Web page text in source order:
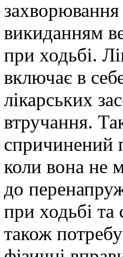
викиданням
при ходьбі.
включає в
лікарських
втручання.
спричинений
коли вона не
до
при ходьбі та
також